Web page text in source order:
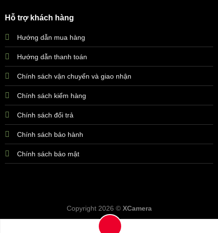
Hỗ trợ khách hàng
Hướng dẫn mua hàng
Hướng dẫn thanh toán
Chính sách vận chuyển và giao nhận
Chính sách kiểm hàng
Chính sách đổi trả
Chính sách bảo hành
Chính sách bảo mật
Copyright 2026 © XCamera